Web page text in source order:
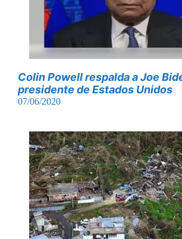
Colin Powell respalda a Joe
presidente de Estados Unidos
07/06/2020